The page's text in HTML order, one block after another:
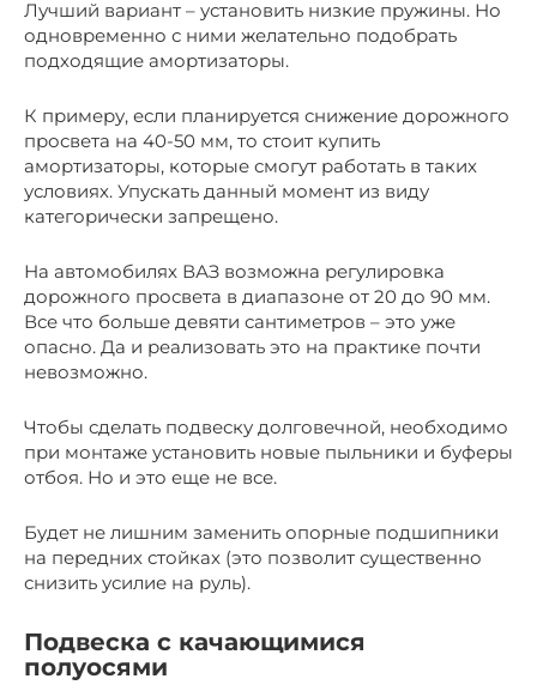
Лучший вариант – установить низкие пружины. Но
одновременно с ними желательно подобрать
подходящие амортизаторы.
К примеру, если планируется снижение дорожного
просвета на 40-50 мм, то стоит купить
амортизаторы, которые смогут работать в таких
условиях. Упускать данный момент из виду
категорически запрещено.
На автомобилях ВАЗ возможна регулировка
дорожного просвета в диапазоне от 20 до 90 мм.
Все что больше девяти сантиметров – это уже
опасно. Да и реализовать это на практике почти
невозможно.
Чтобы сделать подвеску долговечной, необходимо
при монтаже установить новые пыльники и буферы
отбоя. Но и это еще не все.
Будет не лишним заменить опорные подшипники
на передних стойках (это позволит существенно
снизить усилие на руль).
Подвеска с качающимися
полуосями